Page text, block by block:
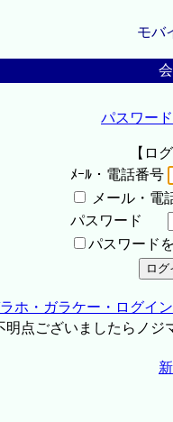
モバ
パスワー
【ロ
ﾒｰﾙ・電話番号
メール・電
パスワード
パスワード
ホ・ガラケー・ログイ
点ございましたらノジ